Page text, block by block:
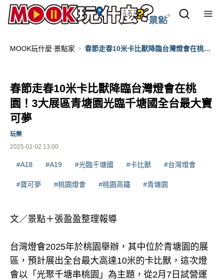
MOOK玩什麼‧景點家
春節走春10米卡比獸降臨台灣燈會在桃
春節走春10米卡比獸降臨台灣燈會在桃
園！3大展區青塘園光臨千塘國全台最大寶
可夢
2025-01-02 13:00
玩樂
#A18 #A19 #光臨千塘國 #卡比獸 #台灣燈會
#寶可夢 #桃園燈會 #桃園高鐵 #青塘園
文／景點＋張盈盈整理報導
台灣燈會2025年於桃園舉辦，其中位於青塘園的展
區，預計展出全台最大高達10米的卡比獸，這次燈
會以「光聚千塘串桃園」為主題，從2月7日試營運